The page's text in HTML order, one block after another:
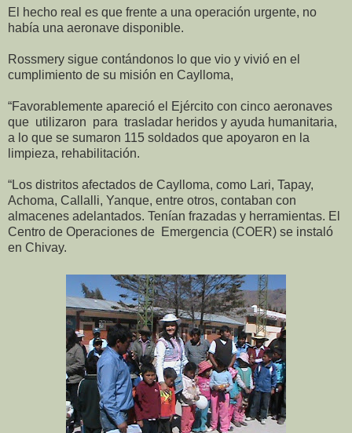
El hecho real es que frente a una operación urgente, no
había una aeronave disponible.
Rossmery sigue contándonos lo que vio y vivió en el
cumplimiento de su misión en Caylloma,
“Favorablemente apareció el Ejército con cinco aeronaves
que utilizaron para trasladar heridos y ayuda humanitaria,
a lo que se sumaron 115 soldados que apoyaron en la
limpieza, rehabilitación.
“Los distritos afectados de Caylloma, como Lari, Tapay,
Achoma, Callalli, Yanque, entre otros, contaban con
almacenes adelantados. Tenían frazadas y herramientas. El
Centro de Operaciones de Emergencia (COER) se instaló
en Chivay.